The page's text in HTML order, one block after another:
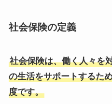
社会保険の定義
社会保険は、働く人々を
の生活をサポートするた
度です。